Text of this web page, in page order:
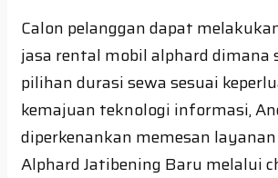
Calon pelanggan dapat
jasa rental mobil alphard dimana
pilihan durasi sewa sesuai
kemajuan teknologi informasi,
diperkenankan memesan
Alphard Jatibening Baru melalui